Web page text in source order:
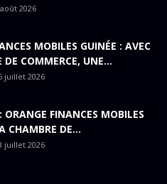
2026
MOBILES GUINÉE : AVEC
DE COMMERCE, UNE...
juillet 2026
ORANGE FINANCES MOBILES
CHAMBRE DE...
juillet 2026